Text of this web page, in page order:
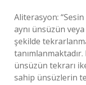
Aliterasyon:
aynı ünsüzün
şekilde
ünsüzün tekrarı
sahip ünsüzlerin